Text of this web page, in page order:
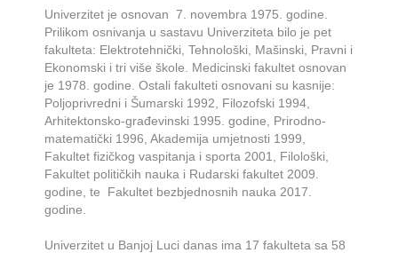
Univerzitet je osnovan 7. novembra 1975. godine.
Prilikom osnivanja u sastavu Univerziteta bilo je pet
fakulteta: Elektrotehnički, Tehnološki, Mašinski, Pravni i
Ekonomski i tri više škole. Medicinski fakultet osnovan
je 1978. godine. Ostali fakulteti osnovani su kasnije:
Poljoprivredni i Šumarski 1992, Filozofski 1994,
Arhitektonsko-građevinski 1995. godine, Prirodno-
matematički 1996, Akademija umjetnosti 1999,
Fakultet fizičkog vaspitanja i sporta 2001, Filološki,
Fakultet političkih nauka i Rudarski fakultet 2009.
godine, te Fakultet bezbjednosnih nauka 2017.
godine.
Univerzitet u Banjoj Luci danas ima 17 fakulteta sa 58